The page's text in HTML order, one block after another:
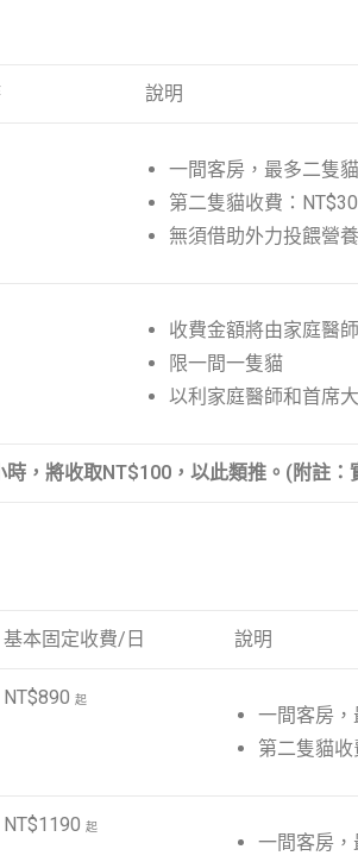
說明
一間客房，最多二隻貓
第二隻貓收費：
無須借助外力投餵營
收費金額將由家庭醫
限一間一隻貓
以利家庭醫師和首席
，將收取NT$100，以此類推。(附註
基本固定收費/日 說明
NT$890 起
一間客房
第二隻貓
NT$1190 起
一間客房